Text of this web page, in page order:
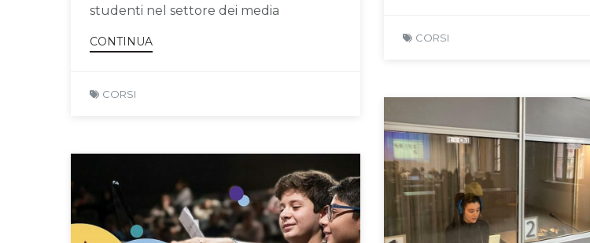
studenti nel settore dei media
CONTINUA
CORSI
CORSI